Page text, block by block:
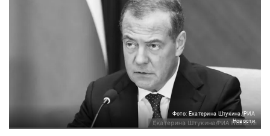
Фото: Екатерина Штукина/РИА
Новости